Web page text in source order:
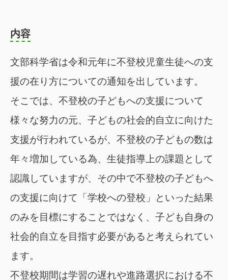
内容
文部科学省は令和元年に不登校児童生徒への支
援の在り方についての通知を出しています。
そこでは、不登校の子どもへの支援について
様々な努力の元、子どもの社会的自立に向けた
支援が行われているが、不登校の子どもの数は
年々増加している為、生徒指導上の課題として
認識していますが、その中で不登校の子どもへ
の支援に向けて「学校への登校」といった結果
のみを目標にすることではなく、子ども自身の
社会的自立を目指す必要があると考えられてい
ます。
不登校期間は学習の遅れや進路選択における不